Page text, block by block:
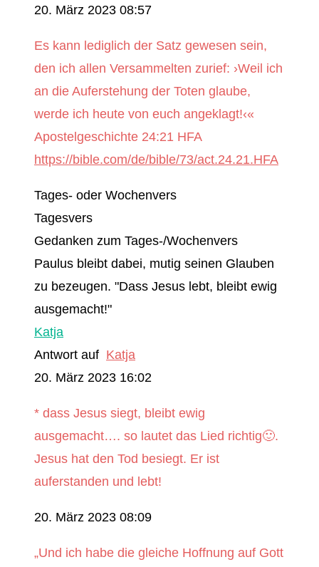
20. März 2023 08:57
Es kann lediglich der Satz gewesen sein,
den ich allen Versammelten zurief: ›Weil ich
an die Auferstehung der Toten glaube,
werde ich heute von euch angeklagt!‹«
Apostelgeschichte 24:21 HFA
https://bible.com/de/bible/73/act.24.21.HFA
Tages- oder Wochenvers
Tagesvers
Gedanken zum Tages-/Wochenvers
Paulus bleibt dabei, mutig seinen Glauben
zu bezeugen. "Dass Jesus lebt, bleibt ewig
ausgemacht!"
Katja
Antwort auf Katja
20. März 2023 16:02
* dass Jesus siegt, bleibt ewig
ausgemacht…. so lautet das Lied richtig🙂.
Jesus hat den Tod besiegt. Er ist
auferstanden und lebt!
20. März 2023 08:09
„Und ich habe die gleiche Hoffnung auf Gott